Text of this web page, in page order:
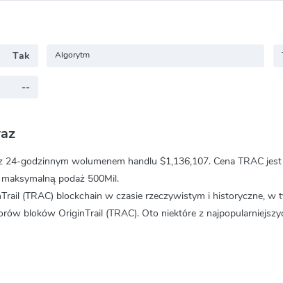
Tak Algorytm
--
24-godzinnym wolumenem handlu $1,136,107. Cena TRAC
podaż 500Mil.
(TRAC) blockchain w czasie rzeczywistym i historyczne, w
bloków OriginTrail (TRAC). Oto niektóre z